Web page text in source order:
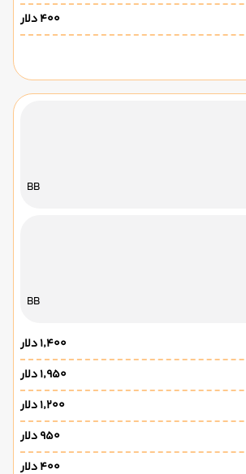
۴۰۰ دلار
BB
BB
۱٬۴۰۰ دلار
۱٬۹۵۰ دلار
۱٬۲۰۰ دلار
۹۵۰ دلار
۴۰۰ دلار